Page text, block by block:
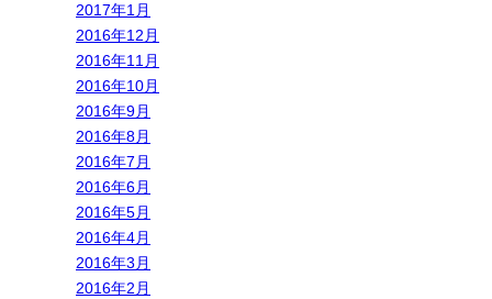
2017年1月
2016年12月
2016年11月
2016年10月
2016年9月
2016年8月
2016年7月
2016年6月
2016年5月
2016年4月
2016年3月
2016年2月